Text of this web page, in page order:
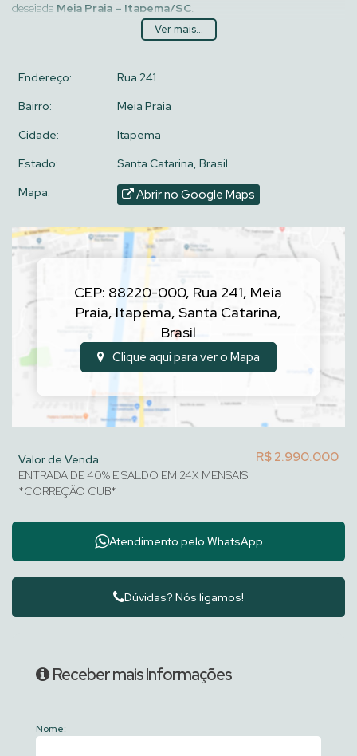
desejada Meia Praia – Itapema/SC.
Conforto e localização para quem valoriza viver bem, a poucos
📲 Agende sua visita e surpreenda-se!
Ver mais...
Endereço:
Rua 241
Bairro:
Meia Praia
Cidade:
Itapema
Estado:
Santa Catarina, Brasil
Mapa:
Abrir no Google Maps
CEP: 88220-000, Rua 241, Meia
Praia, Itapema, Santa Catarina,
Brasil
Clique aqui para ver o Mapa
R$2.990.000
Valor de Venda
ENTRADA DE 40% E SALDO EM 24X MENSAIS
*CORREÇÃO CUB*
Atendimento pelo WhatsApp
Dúvidas? Nós ligamos!
Receber mais Informações
Nome: